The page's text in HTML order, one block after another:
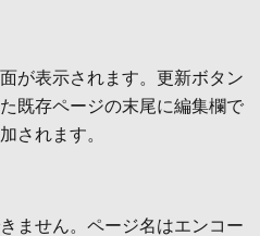
が表示されます。更新ボタン
既存ページの末尾に編集欄で
されます。
ません。ページ名はエンコー